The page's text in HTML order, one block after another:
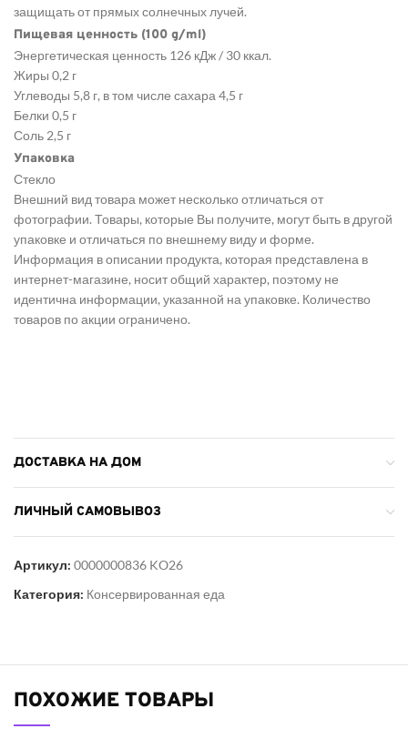
защищать от прямых солнечных лучей.
Пищевая ценность (100 g/ml)
Энергетическая ценность 126 кДж / 30 ккал.
Жиры 0,2 г
Углеводы 5,8 г, в том числе сахара 4,5 г
Белки 0,5 г
Соль 2,5 г
Упаковка
Стекло
Внешний вид товара может несколько отличаться от
фотографии. Товары, которые Вы получите, могут быть в другой
упаковке и отличаться по внешнему виду и форме.
Информация в описании продукта, которая представлена в
интернет-магазине, носит общий характер, поэтому не
идентична информации, указанной на упаковке. Количество
товаров по акции ограничено.
ДОСТАВКА НА ДОМ
ЛИЧНЫЙ САМОВЫВОЗ
Артикул: 0000000836 KO26
Категория: Консервированная еда
ПОХОЖИЕ ТОВАРЫ